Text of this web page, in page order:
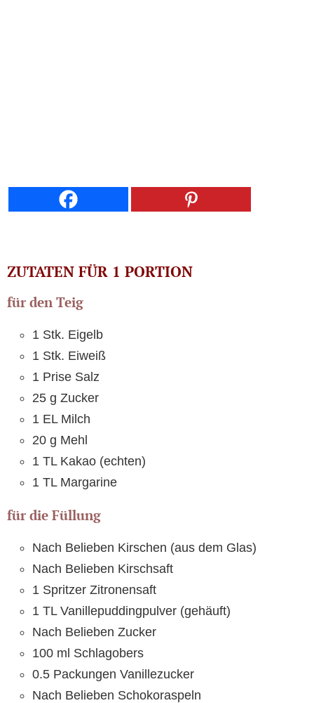
ZUTATEN FÜR 1 PORTION
für den Teig
1 Stk. Eigelb
1 Stk. Eiweiß
1 Prise Salz
25 g Zucker
1 EL Milch
20 g Mehl
1 TL Kakao (echten)
1 TL Margarine
für die Füllung
Nach Belieben Kirschen (aus dem Glas)
Nach Belieben Kirschsaft
1 Spritzer Zitronensaft
1 TL Vanillepuddingpulver (gehäuft)
Nach Belieben Zucker
100 ml Schlagobers
0.5 Packungen Vanillezucker
Nach Belieben Schokoraspeln